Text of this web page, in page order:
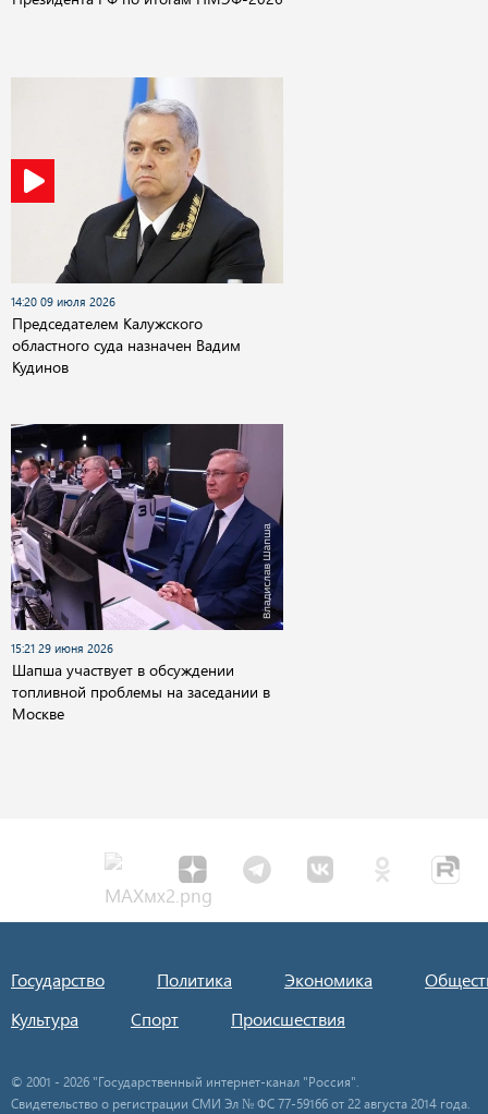
14:20 09 июля 2026
Председателем Калужского
областного суда назначен Вадим
Кудинов
15:21 29 июня 2026
Шапша участвует в обсуждении
топливной проблемы на заседании в
Москве
Государство Политика Экономика
Культура
Спорт Происшествия
© 2001 - 2026 "Государственный интернет-канал "Россия".
Свидетельство о регистрации СМИ Эл № ФС 77-59166 от 22 августа 2014 года.